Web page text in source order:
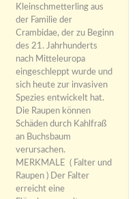
Kleinschmetterling aus
der Familie der
Crambidae, der zu Beginn
des 21. Jahrhunderts
nach Mitteleuropa
eingeschleppt wurde und
sich heute zur invasiven
Spezies entwickelt hat.
Die Raupen können
Schäden durch Kahlfraß
an Buchsbaum
verursachen.
MERKMALE ( Falter und
Raupen ) Der Falter
erreicht eine